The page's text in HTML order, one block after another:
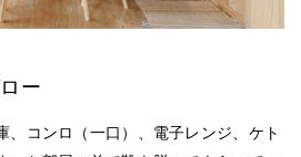
ー
、コンロ（一口）、電子レンジ、ケト